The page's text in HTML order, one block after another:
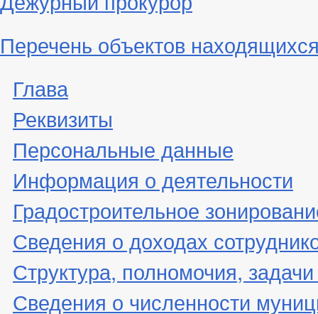
Перечень объектов
Глава
Реквизиты
Персональные данные
Информация о деятельности
Градостроительное
Сведения о доходах
Структура, полномочия,
Сведения о численности